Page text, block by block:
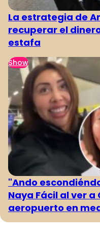
La estrategia de
recuperar el
estafa
Show
"Ando
Naya Fácil al ver
aeropuerto en